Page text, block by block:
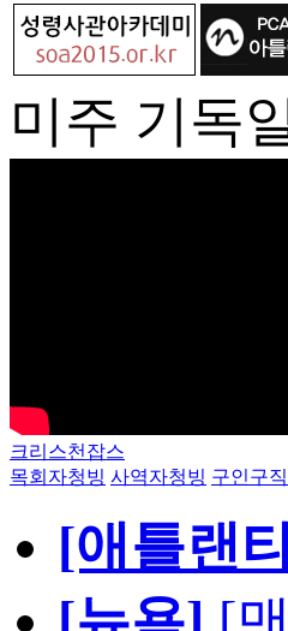
미주 기독
크리스천잡스
목회자청빙 사역자청빙 구인구직
[애틀랜